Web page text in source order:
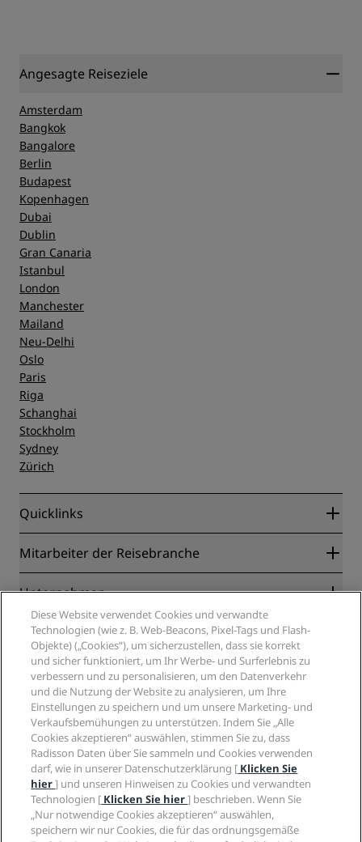
Angesagte Reiseziele
Amsterdam
Bangkok
Bangalore
Berlin
Budapest
Kopenhagen
Dubai
Dublin
Gran Canaria
Istanbul
London
Manchester
Mailand
Neu-Delhi
Oslo
Paris
Riga
Schanghai
Stockholm
Sydney
Zürich
Quicklinks
Radisson Rewards
Blog
Neue und aufstrebende Hotels
Radisson Hotels APP
„Sports Approved“-Hotels
Familienfreundliche Hotels
Gesundheit & Sicherheit
Mitarbeiter der Reisebranche
Partner
Reisebüros
Unternehmen
Radisson Hotel Group
Medien
Karriere RHG
Karriere PPHE
Karrieren EHL
The Club by RHG
Entwicklungsmöglichkeiten
Responsible Business – Unser Engagement
Einkauf
Rechtliches
Privacy Centre
Rechtliche Hinweise
Radisson Rewards Geschäftsbedingungen
Website-Nutzungsvereinbarung
Digitale Barrierefreiheit
Moderne Sklaverei – Erklärung
Hilfe
Verbrauchermeldungen
Kontakt
FAQ
Inhaltsübersicht
Soziale Medien
Marken von Radisson Hotels
Diese Website verwendet Cookies und verwandte
Technologien (wie z. B. Web-Beacons, Pixel-Tags und Flash-
Objekte) („Cookies“), um sicherzustellen, dass sie korrekt
und sicher funktioniert, um Ihr Werbe- und Surferlebnis zu
verbessern und zu personalisieren, um den Datenverkehr
und die Nutzung der Website zu analysieren, um Ihre
Einstellungen zu speichern und um unsere Marketing- und
Verkaufsbemühungen zu unterstützen. Indem Sie „Alle
Cookies akzeptieren“ auswählen, stimmen Sie zu, dass
Radisson Daten über Sie sammeln und Cookies verwenden
darf, wie in unserer Datenschutzerklärung [ Klicken Sie
hier] und unseren Hinweisen zu Cookies und verwandten
Technologien [ Klicken Sie hier] beschrieben. Wenn Sie
„Nur notwendige Cookies akzeptieren“ auswählen,
speichern wir nur Cookies, die für das ordnungsgemäße